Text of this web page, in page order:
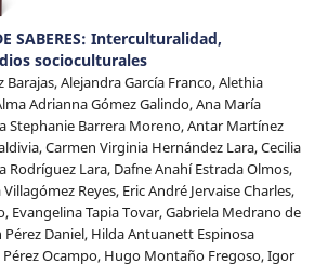
SABERES: Interculturalidad,
socioculturales
Barajas, Alejandra García Franco, Alethia
Adrianna Gómez Galindo, Ana María
Stephanie Barrera Moreno, Antar Martínez
Carmen Virginia Hernández Lara, Cecilia
Rodríguez Lara, Dafne Anahí Estrada Olmos,
Reyes, Eric André Jervaise Charles,
Evangelina Tapia Tovar, Gabriela Medrano de
Daniel, Hilda Antuanett Espinosa
Ocampo, Hugo Montaño Fregoso, Igor